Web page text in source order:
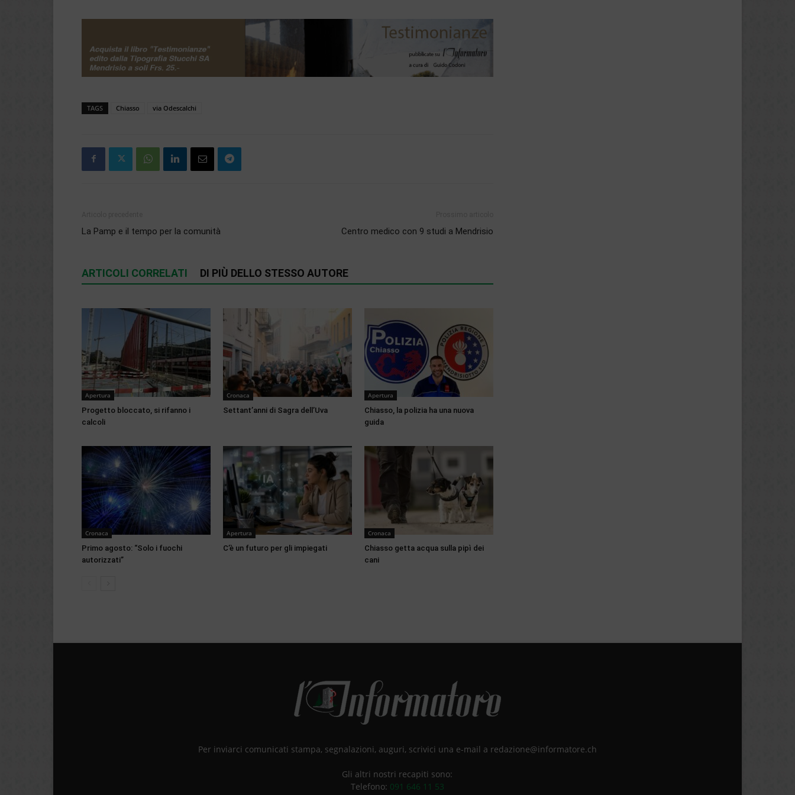
TAGS Chiasso via Odescalchi
La Pamp e il tempo per la comunità Centro medico con 9 studi a Mendrisio
ARTICOLI CORRELATI DI PIÙ DELLO STESSO AUTORE
Apertura
Progetto bloccato, si rifanno i
calcoli
Cronaca
Settant’anni di Sagra dell’Uva
Apertura
Chiasso, la polizia ha una nuova
guida
Cronaca
Primo agosto: “Solo i fuochi
autorizzati”
Apertura
C’è un futuro per gli impiegati
Cronaca
Chiasso getta acqua sulla pipì dei
cani
Per inviarci comunicati stampa, segnalazioni, auguri, scrivici una e-mail a redazione@informatore.ch
Gli altri nostri recapiti sono:
Telefono: 091 646 11 53